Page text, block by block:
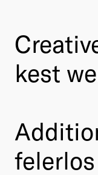
kest
felerlos